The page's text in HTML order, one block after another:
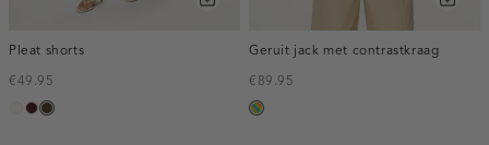
Pleat shorts
€49.95
creme,
pruim,
toffee
Geruit jack met contrastkraag
€89.95
meerkleurig